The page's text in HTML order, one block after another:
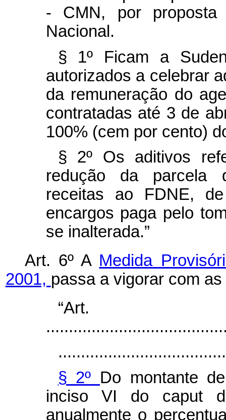
- CMN, por proposta
Nacional.
§ 1º Ficam a
autorizados a celebrar
da remuneração do
contratadas até 3 de
100% (cem por cento)
§ 2º Os aditivos
redução da parcela
receitas ao FDNE,
encargos paga pelo
se inalterada.”
Art. 6º A Medida
2001, passa a vigorar com
§ 2º Do montante
inciso VI do caput
anualmente o